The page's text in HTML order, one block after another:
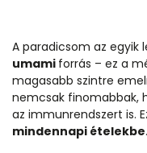
A paradicsom az egyik
umami forrás – ez a
magasabb szintre
nemcsak finomabbak,
az immunrendszert is.
mindennapi ételekbe.